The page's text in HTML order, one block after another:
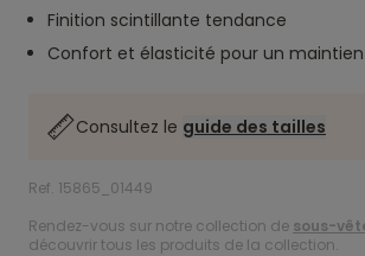
Finition scintillante tendance
Confort et élasticité pour un
Consultez le guide des tailles
Ref. 15865_01449
Rendez-vous sur notre collection de sous-
découvrir tous les produits de la collection.